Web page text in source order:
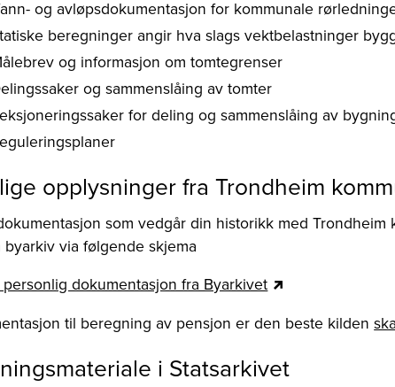
og avløpsdokumentasjon for kommunale
beregninger angir hva slags vektbelastninger
og informasjon om tomtegrenser
og sammenslåing av tomter
for deling og sammenslåing av
opplysninger fra Trondheim
som vedgår din historikk med
byarkiv via følgende skjema
personlig dokumentasjon fra Byarkivet
til beregning av pensjon er den beste kilden
i Statsarkivet